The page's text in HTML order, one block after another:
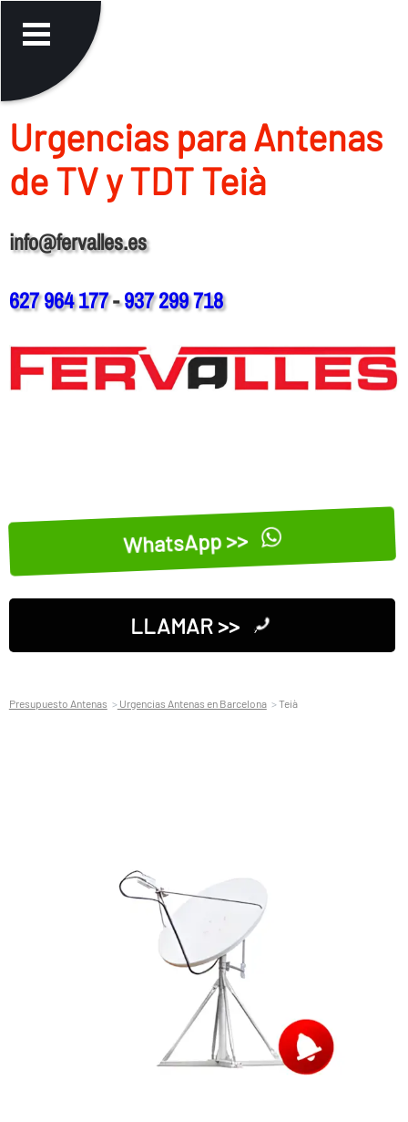
Urgencias para Antenas
de TV y TDT Teià
info@fervalles.es
627 964 177-937 299 718
WhatsApp >>
LLAMAR >>
Presupuesto Antenas Urgencias Antenas en Barcelona Teià